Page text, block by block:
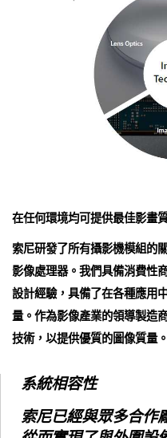
在任何環境均可提供最佳影畫
索尼研發了所有攝影機模組的
影像處理器。我們具備消費性
設計經驗，具備了在各種應用
量。作為影像產業的領導製造
技術，以提供優質的圖像質量。
系統相容性
索尼已經與眾多合作